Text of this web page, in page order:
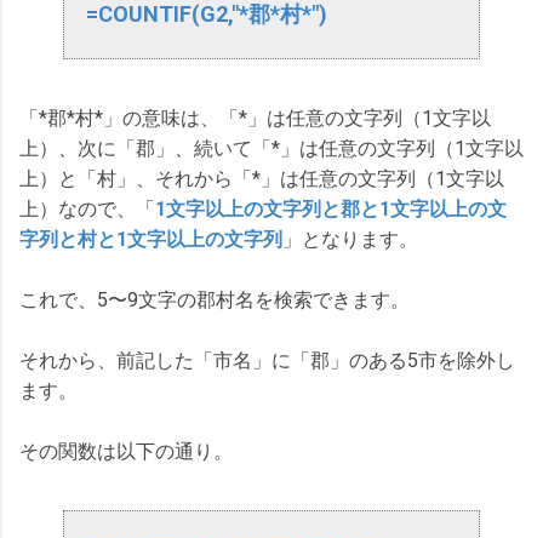
=COUNTIF(G2,"*郡*村*")
「*郡*村*」の意味は、「*」は任意の文字列（1文字以
上）、次に「郡」、続いて「*」は任意の文字列（1文字以
上）と「村」、それから「*」は任意の文字列（1文字以
上）なので、「1文字以上の文字列と郡と1文字以上の文
字列と村と1文字以上の文字列 」となります。
これで、5〜9文字の郡村名を検索できます。
それから、前記した「市名」に「郡」のある5市を除外し
ます。
その関数は以下の通り。